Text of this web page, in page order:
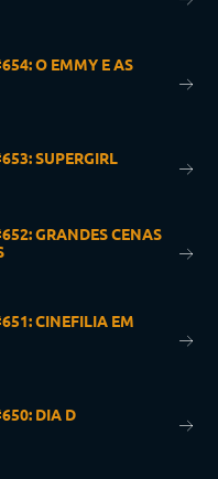
O EMMY E AS
SUPERGIRL
GRANDES CENAS
CINEFILIA EM
DIA D